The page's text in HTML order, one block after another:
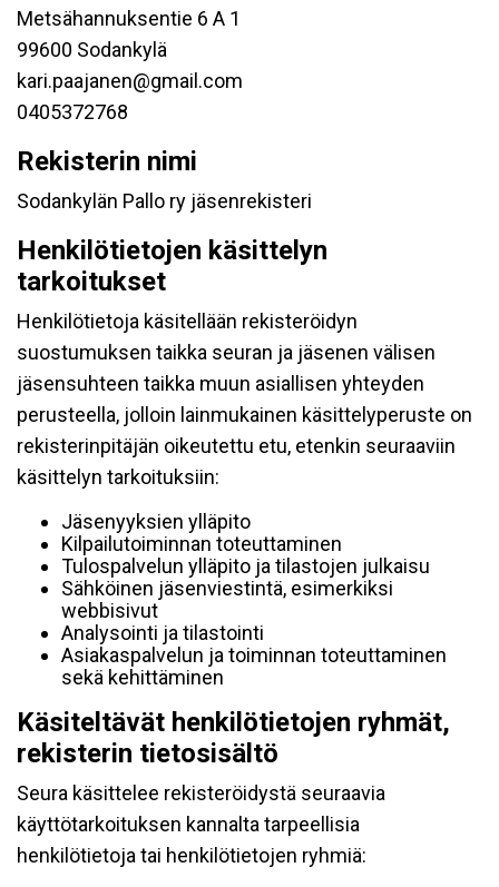
Metsähannuksentie 6 A 1
99600 Sodankylä
kari.paajanen@gmail.com
0405372768
Rekisterin nimi
Sodankylän Pallo ry jäsenrekisteri
Henkilötietojen käsittelyn
tarkoitukset
Henkilötietoja käsitellään rekisteröidyn
suostumuksen taikka seuran ja jäsenen välisen
jäsensuhteen taikka muun asiallisen yhteyden
perusteella, jolloin lainmukainen käsittelyperuste on
rekisterinpitäjän oikeutettu etu, etenkin seuraaviin
käsittelyn tarkoituksiin:
Jäsenyyksien ylläpito
Kilpailutoiminnan toteuttaminen
Tulospalvelun ylläpito ja tilastojen julkaisu
Sähköinen jäsenviestintä, esimerkiksi
webbisivut
Analysointi ja tilastointi
Asiakaspalvelun ja toiminnan toteuttaminen
sekä kehittäminen
Käsiteltävät henkilötietojen ryhmät,
rekisterin tietosisältö
Seura käsittelee rekisteröidystä seuraavia
käyttötarkoituksen kannalta tarpeellisia
henkilötietoja tai henkilötietojen ryhmiä: